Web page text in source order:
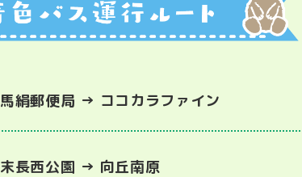
馬絹郵便局 → ココカラファイン
末長西公園 → 向丘南原